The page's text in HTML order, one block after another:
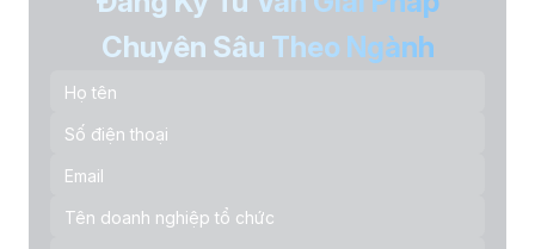
Chuyên Sâu Theo Ngành